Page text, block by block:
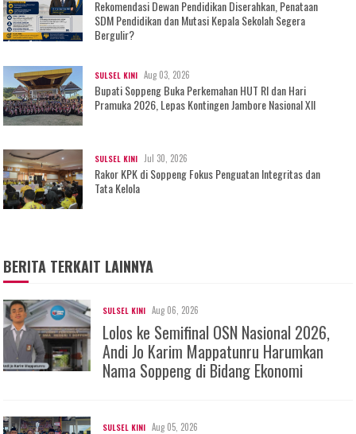
Rekomendasi Dewan Pendidikan Diserahkan, Penataan
SDM Pendidikan dan Mutasi Kepala Sekolah Segera
Bergulir?
SULSEL KINI Aug 03, 2026
Bupati Soppeng Buka Perkemahan HUT RI dan Hari
Pramuka 2026, Lepas Kontingen Jambore Nasional XII
SULSEL KINI Jul 30, 2026
Rakor KPK di Soppeng Fokus Penguatan Integritas dan
Tata Kelola
BERITA TERKAIT LAINNYA
SULSEL KINI Aug 06, 2026
Lolos ke Semifinal OSN Nasional 2026,
Andi Jo Karim Mappatunru Harumkan
Nama Soppeng di Bidang Ekonomi
SULSEL KINI Aug 05, 2026